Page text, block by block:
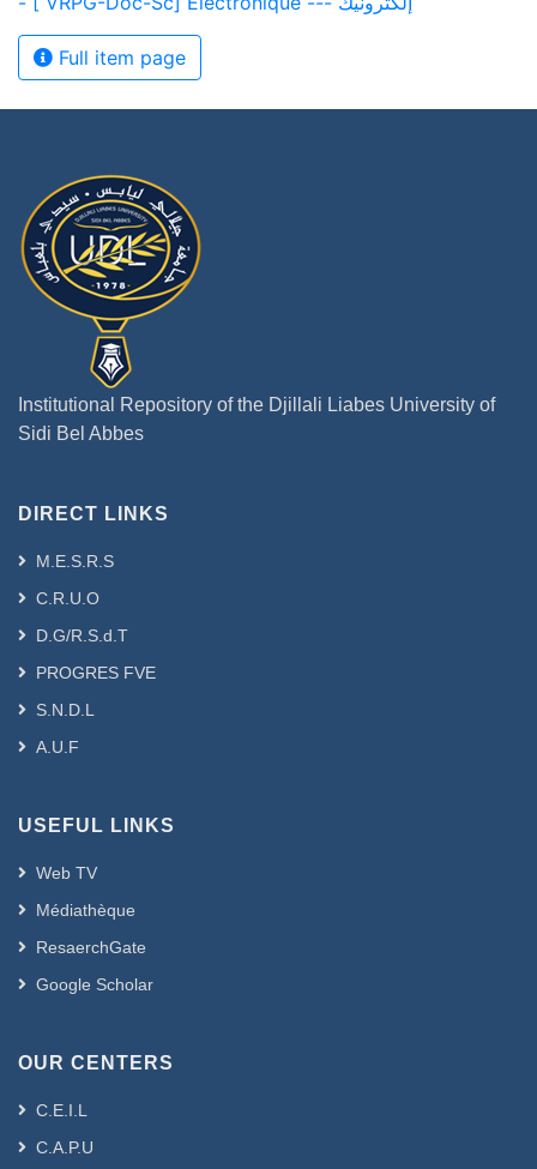
Full item page
Institutional Repository of the Djillali Liabes University of
Sidi Bel Abbes
DIRECT LINKS
M.E.S.R.S
C.R.U.O
D.G/R.S.d.T
PROGRES FVE
S.N.D.L
A.U.F
USEFUL LINKS
Web TV
Médiathèque
ResaerchGate
Google Scholar
OUR CENTERS
C.E.I.L
C.A.P.U